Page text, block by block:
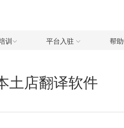
训 平台入驻 帮
土店翻译软件